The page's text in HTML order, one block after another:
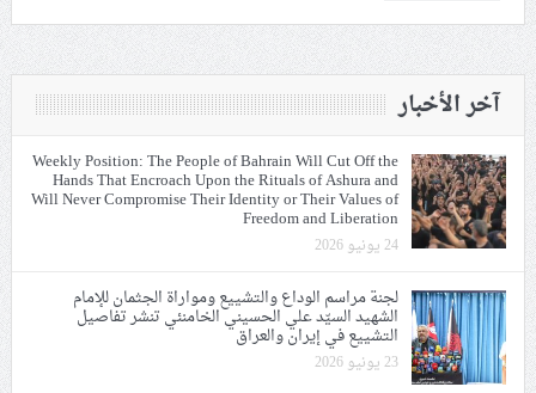
آخر الأخبار
Weekly Position: The People of Bahrain Will Cut Off the
Hands That Encroach Upon the Rituals of Ashura and
Will Never Compromise Their Identity or Their Values of
Freedom and Liberation
24 يونيو 2026
لجنة مراسم الوداع والتشييع ومواراة الجثمان للإمام
الشهيد السيّد علي الحسيني الخامنئي تنشر تفاصيل
التشييع في إيران والعراق
23 يونيو 2026